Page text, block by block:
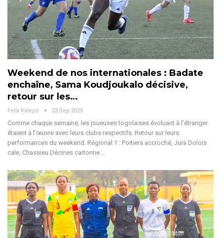
Weekend de nos internationales : Badate
enchaîne, Sama Koudjoukalo décisive,
retour sur les…
Felix Kalepe 23 Sep 2025
Comme chaque semaine, les joueuses togolaises évoluant à l'étranger
étaient à l'œuvre avec leurs clubs respectifs. Retour sur leurs
performances du weekend. Régional 1 : Poitiers accroché, Jura Dolois
cale, Chassieu Décines cartonne …